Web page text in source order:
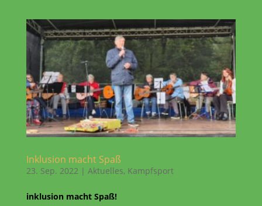
Inklusion macht Spaß
23. Sep. 2022 | Aktuelles, Kampfsport
inklusion macht Spaß!